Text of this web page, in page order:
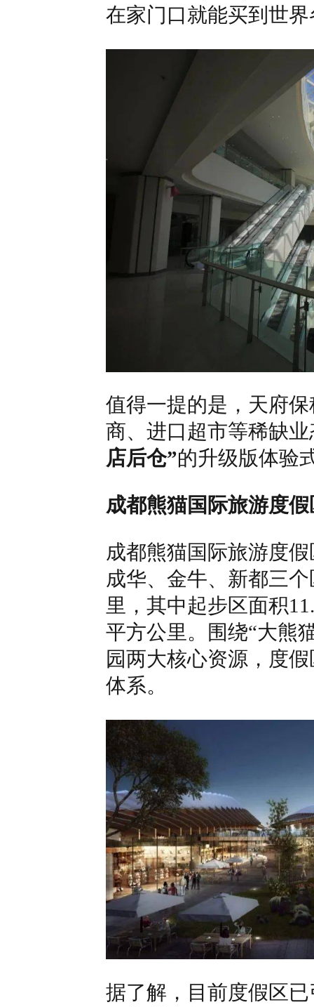
在家门口就能买到世
值得一提的是，天府
商、进口超市等稀缺
店后仓”的升级版体验
成都熊猫国际旅游度假
成都熊猫国际旅游度
成华、金牛、新都三
里，其中起步区面积
平方公里。围绕“大熊
园两大核心资源，度
体系。
据了解，目前度假区已